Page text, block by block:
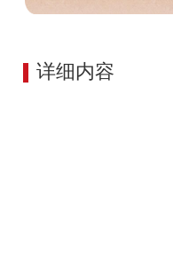
详细内容